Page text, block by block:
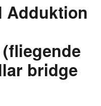
Adduktion
bridge